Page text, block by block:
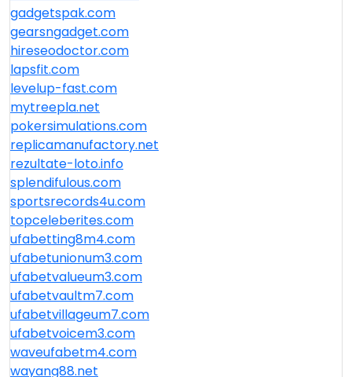
gadgetspak.com
gearsngadget.com
hireseodoctor.com
lapsfit.com
levelup-fast.com
mytreepla.net
pokersimulations.com
replicamanufactory.net
rezultate-loto.info
splendifulous.com
sportsrecords4u.com
topceleberites.com
ufabetting8m4.com
ufabetunionum3.com
ufabetvalueum3.com
ufabetvaultm7.com
ufabetvillageum7.com
ufabetvoicem3.com
waveufabetm4.com
wayang88.net